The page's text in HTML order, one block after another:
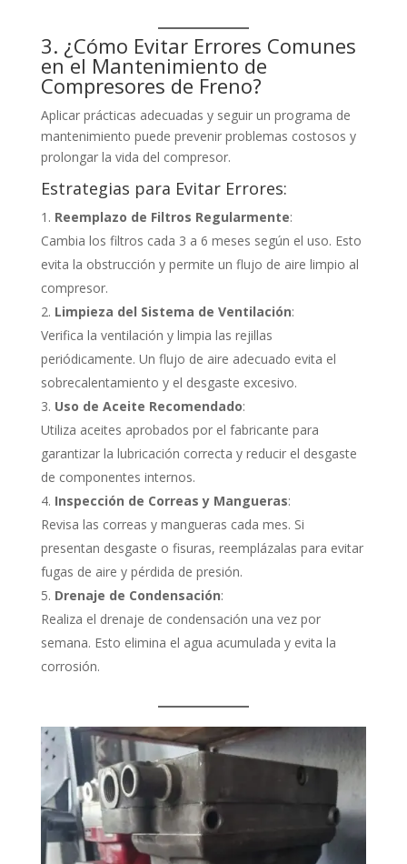
3. ¿Cómo Evitar Errores Comunes
en el Mantenimiento de
Compresores de Freno?
Aplicar prácticas adecuadas y seguir un programa de
mantenimiento puede prevenir problemas costosos y
prolongar la vida del compresor.
Estrategias para Evitar Errores:
Reemplazo de Filtros Regularmente:
Cambia los filtros cada 3 a 6 meses según el uso. Esto
evita la obstrucción y permite un flujo de aire limpio al
compresor.
Limpieza del Sistema de Ventilación:
Verifica la ventilación y limpia las rejillas
periódicamente. Un flujo de aire adecuado evita el
sobrecalentamiento y el desgaste excesivo.
Uso de Aceite Recomendado:
Utiliza aceites aprobados por el fabricante para
garantizar la lubricación correcta y reducir el desgaste
de componentes internos.
Inspección de Correas y Mangueras:
Revisa las correas y mangueras cada mes. Si
presentan desgaste o fisuras, reemplázalas para evitar
fugas de aire y pérdida de presión.
Drenaje de Condensación:
Realiza el drenaje de condensación una vez por
semana. Esto elimina el agua acumulada y evita la
corrosión.